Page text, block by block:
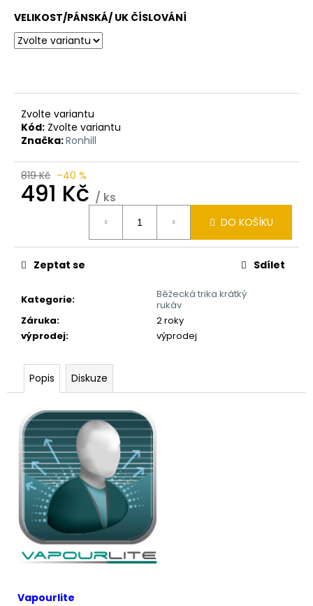
VELIKOST/PÁNSKÁ/ UK ČÍSLOVÁNÍ
Zvolte variantu
Kód: Zvolte variantu
Značka:Ronhill
819 Kč –40 %
491 Kč / ks
DO KOŠÍKU
Kategorie:
Běžecká trika krátký
rukáv
Záruka:
2 roky
výprodej: výprodej
Zeptat se Sdílet
Popis Diskuze
Vapourlite